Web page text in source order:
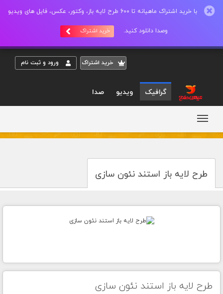
با خرید اشتراک ماهیانه تا 600 طرح لایه باز، وکتور، عکس، فایل های ویدیو
وصدا دانلود کنید. خرید اشتراک
خريد اشتراک ورود و ثبت نام
گرافیک ویدیو صدا
طرح لایه باز استند نئون سازی
طرح لایه باز استند نئون سازی